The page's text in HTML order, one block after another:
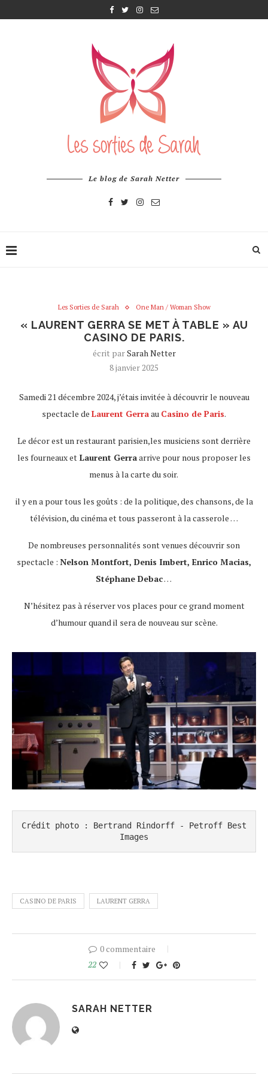
Le blog de Sarah Netter
Les Sorties de Sarah One Man / Woman Show
« LAURENT GERRA SE MET À TABLE » AU
CASINO DE PARIS.
écrit parSarah Netter
8 janvier 2025
Samedi 21 décembre 2024, j’étais invitée à découvrir le nouveau
spectacle de Laurent Gerraau Casino de Paris.
Le décor est un restaurant parisien,les musiciens sont derrière
les fourneaux et Laurent Gerraarrive pour nous proposer les
menus à la carte du soir.
il y en a pour tous les goûts : de la politique, des chansons, de la
télévision, du cinéma et tous passeront à la casserole …
De nombreuses personnalités sont venues découvrir son
spectacle : Nelson Montfort, Denis Imbert, Enrico Macias,
Stéphane Debac…
N’hésitez pas à réserver vos places pour ce grand moment
d’humour quand il sera de nouveau sur scène.
Crédit photo : Bertrand Rindorff - Petroff Best
Images
CASINO DE PARIS LAURENT GERRA
0 commentaire
22
SARAH NETTER